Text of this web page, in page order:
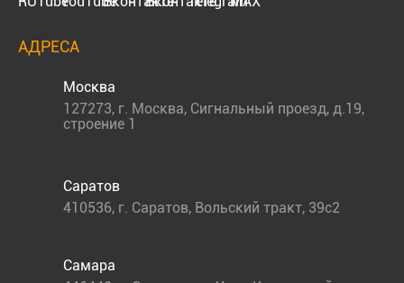
АДРЕСА
Москва
127273, г. Москва, Сигнальный проезд, д.19,
строение 1
Саратов
410536, г. Саратов, Вольский тракт, 39с2
Самара